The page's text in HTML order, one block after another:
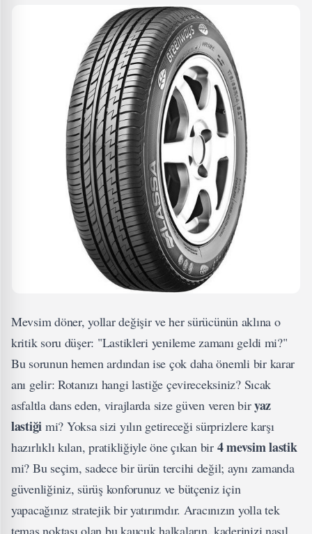
Mevsim döner, yollar değişir ve her sürücünün aklına o
kritik soru düşer: "Lastikleri yenileme zamanı geldi mi?"
Bu sorunun hemen ardından ise çok daha önemli bir karar
anı gelir: Rotanızı hangi lastiğe çevireceksiniz? Sıcak
asfaltla dans eden, virajlarda size güven veren biryaz
lastiği mi? Yoksa sizi yılın getireceği sürprizlere karşı
hazırlıklı kılan, pratikliğiyle öne çıkan bir 4 mevsim lastik
mi? Bu seçim, sadece bir ürün tercihi değil; aynı zamanda
güvenliğiniz, sürüş konforunuz ve bütçeniz için
yapacağınız stratejik bir yatırımdır. Aracınızın yolla tek
temas noktası olan bu kauçuk halkaların, kaderinizi nasıl